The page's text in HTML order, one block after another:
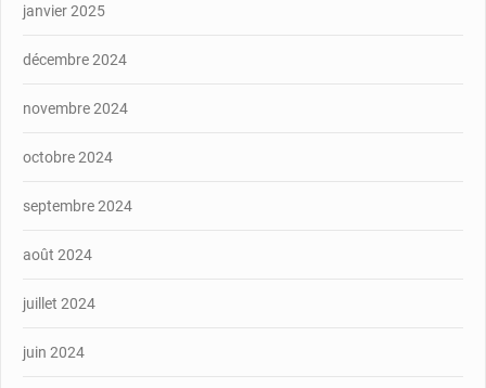
janvier 2025
décembre 2024
novembre 2024
octobre 2024
septembre 2024
août 2024
juillet 2024
juin 2024